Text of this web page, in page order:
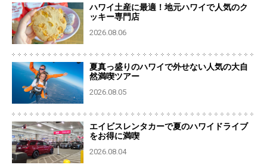
ハワイ土産に最適！地元ハワイで人気のク
ッキー専門店
2026.08.06
夏真っ盛りのハワイで外せない人気の大自
然満喫ツアー
2026.08.05
エイビスレンタカーで夏のハワイドライブ
をお得に満喫
2026.08.04